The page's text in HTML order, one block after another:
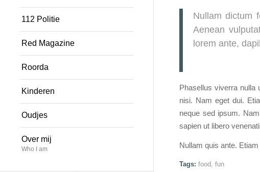
112 Politie
Red Magazine
Roorda
Kinderen
Oudjes
Over mij
Who I am
Nullam dictum
Aenean
lorem ante,
Phasellus viverra nulla
nisi. Nam eget dui.
neque sed ipsum.
sapien ut libero
Nullam quis ante.
Tags: food, fun